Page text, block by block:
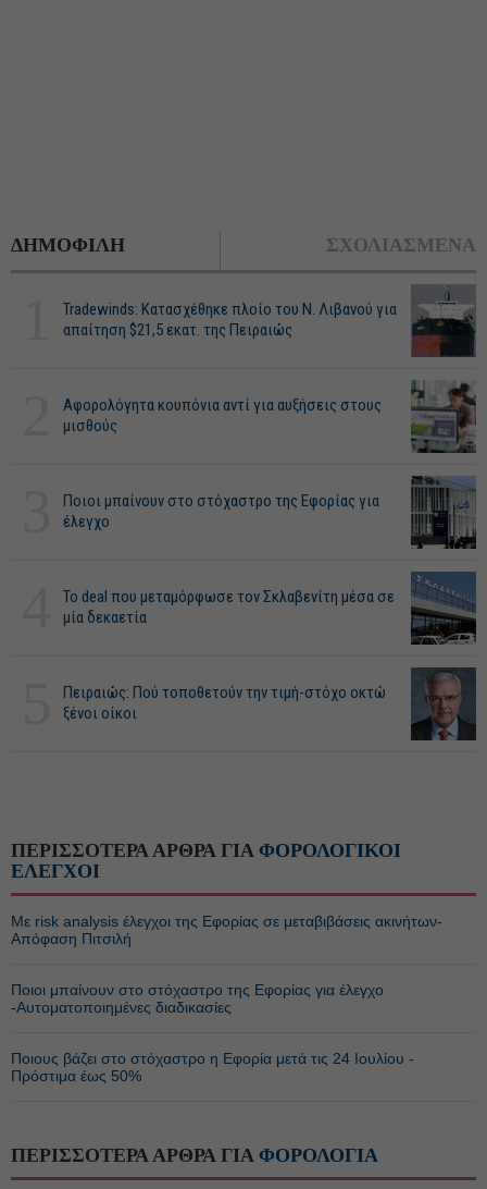
ΔΗΜΟΦΙΛΗ ΣΧΟΛΙΑΣΜΕΝΑ
Tradewinds: Κατασχέθηκε πλοίο του Ν. Λιβανού για
απαίτηση $21,5 εκατ. της Πειραιώς
Αφορολόγητα κουπόνια αντί για αυξήσεις στους
μισθούς
Ποιοι μπαίνουν στο στόχαστρο της Εφορίας για
έλεγχο
Το deal που μεταμόρφωσε τον Σκλαβενίτη μέσα σε
μία δεκαετία
Πειραιώς: Πού τοποθετούν την τιμή-στόχο οκτώ
ξένοι οίκοι
ΠΕΡΙΣΣΟΤΕΡΑ ΑΡΘΡΑ ΓΙΑ ΦΟΡΟΛΟΓΙΚΟΙ
ΕΛΕΓΧΟΙ
Με risk analysis έλεγχοι της Εφορίας σε μεταβιβάσεις ακινήτων-
Απόφαση Πιτσιλή
Ποιοι μπαίνουν στο στόχαστρο της Εφορίας για έλεγχο
-Αυτοματοποιημένες διαδικασίες
Ποιους βάζει στο στόχαστρο η Εφορία μετά τις 24 Ιουλίου -
Πρόστιμα έως 50%
ΠΕΡΙΣΣΟΤΕΡΑ ΑΡΘΡΑ ΓΙΑ ΦΟΡΟΛΟΓΙΑ